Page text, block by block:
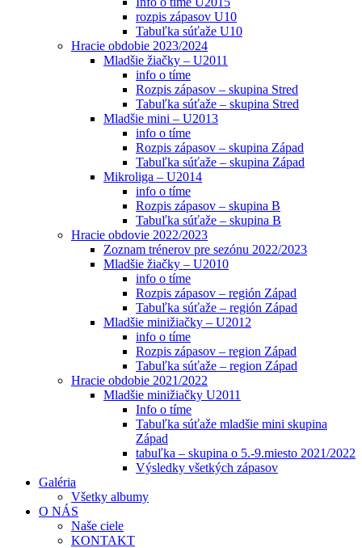
rozpis zápasov U10
Tabuľka súťaže U10
Hracie obdobie 2023/2024
Mladšie žiačky – U2011
info o tíme
Rozpis zápasov – skupina Stred
Tabuľka súťaže – skupina Stred
Mladšie mini – U2013
info o tíme
Rozpis zápasov – skupina Západ
Tabuľka súťaže – skupina Západ
Mikroliga – U2014
info o tíme
Rozpis zápasov – skupina B
Tabuľka súťaže – skupina B
Hracie obdovie 2022/2023
Zoznam trénerov pre sezónu 2022/2023
Mladšie žiačky – U2010
info o tíme
Rozpis zápasov – región Západ
Tabuľka súťaže – región Západ
Mladšie minižiačky – U2012
info o tíme
Rozpis zápasov – region Západ
Tabuľka súťaže – region Západ
Hracie obdobie 2021/2022
Mladšie minižiačky U2011
Info o tíme
Tabuľka súťaže mladšie mini skupina
Západ
tabuľka – skupina o 5.-9.miesto 2021/2022
Výsledky všetkých zápasov
Galéria
Všetky albumy
O NÁS
Naše ciele
KONTAKT